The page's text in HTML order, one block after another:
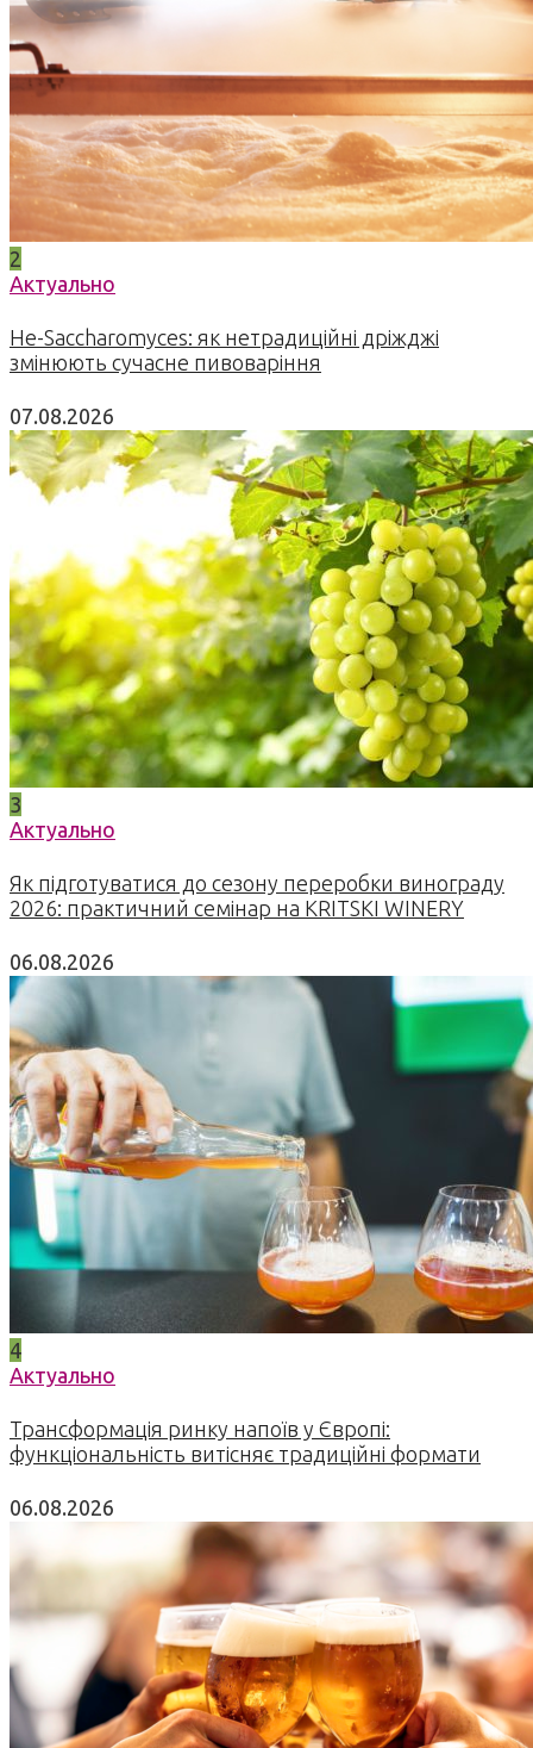
2
Актуально
Не-Saccharomyces: як нетрадиційні дріжджі
змінюють сучасне пивоваріння
07.08.2026
3
Актуально
Як підготуватися до сезону переробки винограду
2026: практичний семінар на KRITSKI WINERY
06.08.2026
4
Актуально
Трансформація ринку напоїв у Європі:
функціональність витісняє традиційні формати
06.08.2026